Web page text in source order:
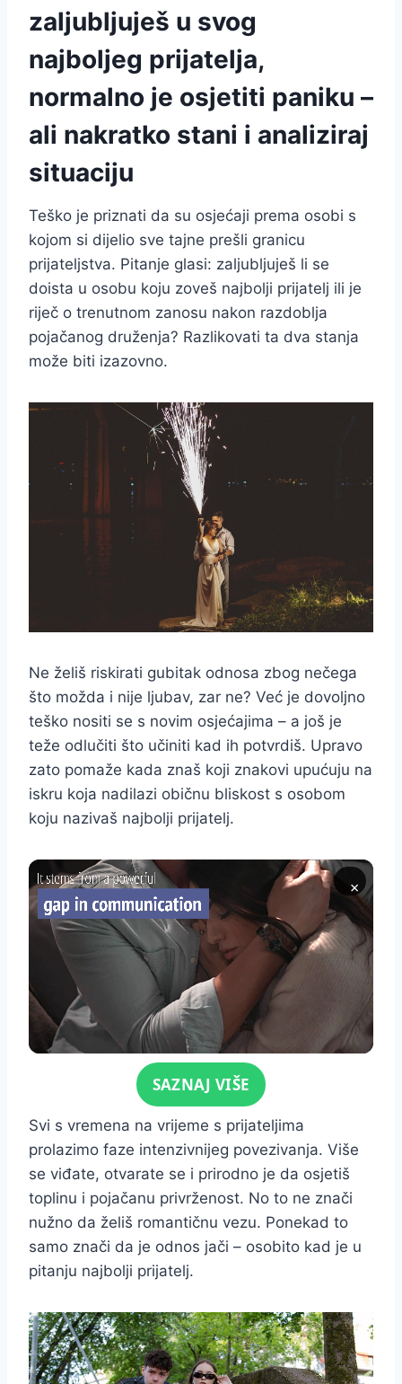
zaljubljuješ u svog
najboljeg prijatelja,
normalno je osjetiti paniku –
ali nakratko stani i analiziraj
situaciju
Teško je priznati da su osjećaji prema osobi s
kojom si dijelio sve tajne prešli granicu
prijateljstva. Pitanje glasi: zaljubljuješ li se
doista u osobu koju zoveš najbolji prijatelj ili je
riječ o trenutnom zanosu nakon razdoblja
pojačanog druženja? Razlikovati ta dva stanja
može biti izazovno.
Ne želiš riskirati gubitak odnosa zbog nečega
što možda i nije ljubav, zar ne? Već je dovoljno
teško nositi se s novim osjećajima – a još je
teže odlučiti što učiniti kad ih potvrdiš. Upravo
zato pomaže kada znaš koji znakovi upućuju na
iskru koja nadilazi običnu bliskost s osobom
koju nazivaš najbolji prijatelj.
×
Click for soundSAZNAJ VIŠE
Svi s vremena na vrijeme s prijateljima
prolazimo faze intenzivnijeg povezivanja. Više
se viđate, otvarate se i prirodno je da osjetiš
toplinu i pojačanu privrženost. No to ne znači
nužno da želiš romantičnu vezu. Ponekad to
samo znači da je odnos jači – osobito kad je u
pitanju najbolji prijatelj.